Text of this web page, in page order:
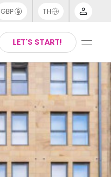
GBP TH
LET'S START!